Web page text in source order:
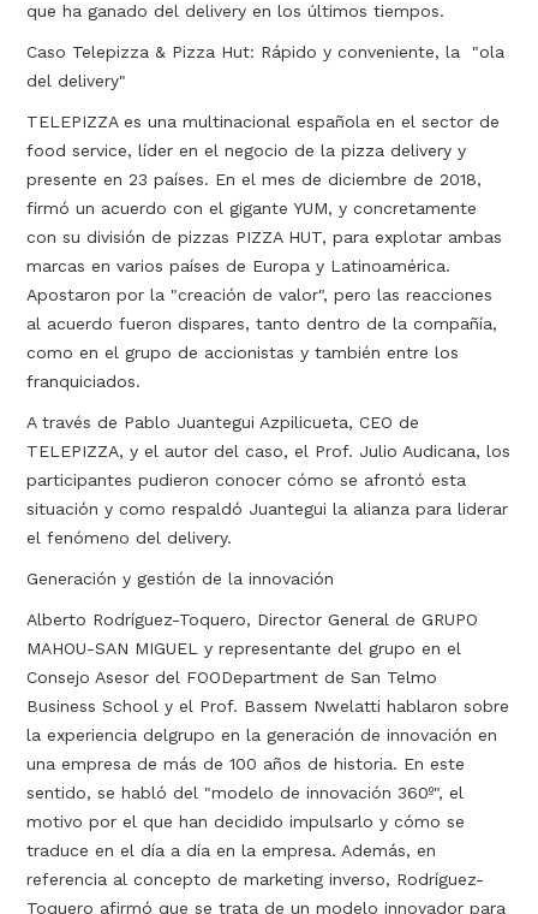
que ha ganado del delivery en los últimos tiempos.
Caso Telepizza & Pizza Hut: Rápido y conveniente, la "ola
del delivery"
TELEPIZZA es una multinacional española en el sector de
food service, líder en el negocio de la pizza delivery y
presente en 23 países. En el mes de diciembre de 2018,
firmó un acuerdo con el gigante YUM, y concretamente
con su división de pizzas PIZZA HUT, para explotar ambas
marcas en varios países de Europa y Latinoamérica.
Apostaron por la "creación de valor", pero las reacciones
al acuerdo fueron dispares, tanto dentro de la compañía,
como en el grupo de accionistas y también entre los
franquiciados.
A través de Pablo Juantegui Azpilicueta, CEO de
TELEPIZZA, y el autor del caso, el Prof. Julio Audicana, los
participantes pudieron conocer cómo se afrontó esta
situación y como respaldó Juantegui la alianza para liderar
el fenómeno del delivery.
Generación y gestión de la innovación
Alberto Rodríguez-Toquero, Director General de GRUPO
MAHOU-SAN MIGUEL y representante del grupo en el
Consejo Asesor del FOODepartment de San Telmo
Business School y el Prof. Bassem Nwelatti hablaron sobre
la experiencia delgrupo en la generación de innovación en
una empresa de más de 100 años de historia. En este
sentido, se habló del "modelo de innovación 360º", el
motivo por el que han decidido impulsarlo y cómo se
traduce en el día a día en la empresa. Además, en
referencia al concepto de marketing inverso, Rodríguez-
Toquero afirmó que se trata de un modelo innovador para